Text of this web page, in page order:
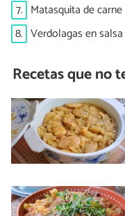
7. Matasquita de carne
8. Verdolagas en
Recetas que no